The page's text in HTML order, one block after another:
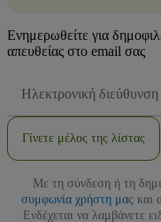
Ενημερωθείτε για
απευθείας στο email σας
Email
Γίνετε μέλος της λίστας
Με τη σύνδεση ή τη
συμφωνία χρήστη μας και
Ενδέχεται να λαμβάνετε